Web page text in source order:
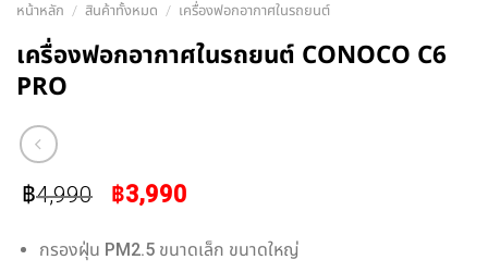
หน้าหลัก / สินค้าทั้งหมด / เครื่องฟอกอากาศในรถยนต์
เครื่องฟอกอากาศในรถยนต์ CONOCO C6
PRO
฿4,990
Original
was:
฿3,990
is:
กรองฝุ่น PM2.5 ขนาดเล็ก ขนาดใหญ่